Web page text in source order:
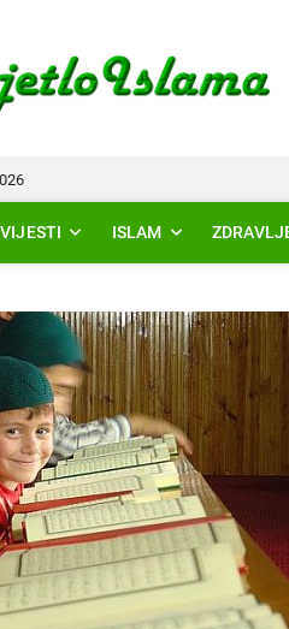
VIJESTI ISLAM